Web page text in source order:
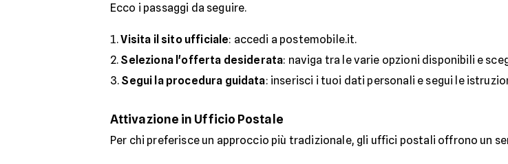
Ecco i passaggi da seguire.
Visita il sito ufficiale: accedi a postemobile.it.
Seleziona l'offerta desiderata: naviga tra le varie opzioni disponibili e
Segui la procedura guidata: inserisci i tuoi dati personali e segui le
Attivazione in Ufficio Postale
Per chi preferisce un approccio più tradizionale, gli uffici postali offrono un